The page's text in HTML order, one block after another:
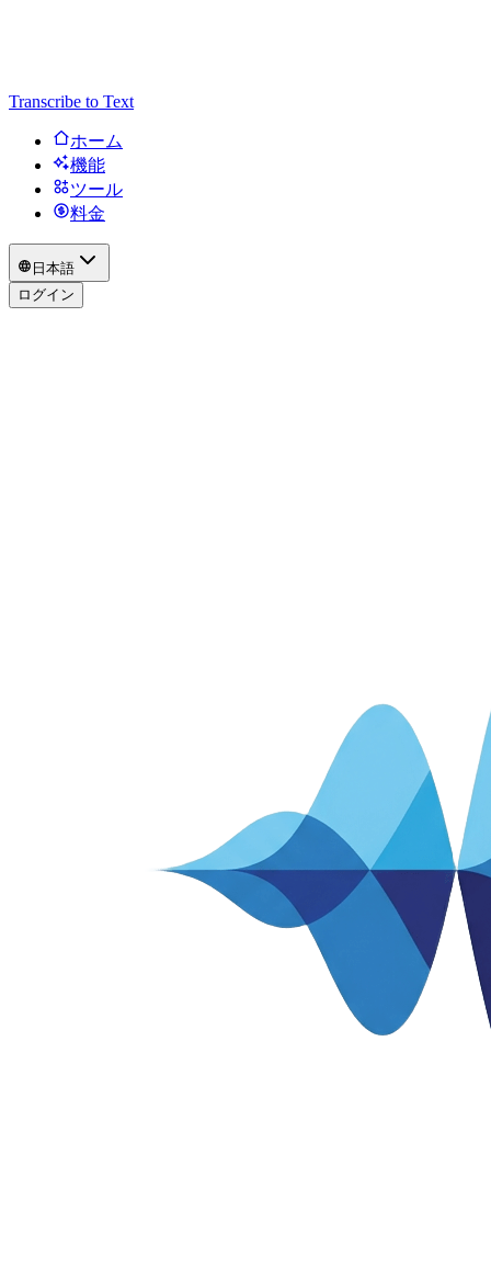
Transcribe to Text
ホーム
機能
ツール
料金
日本語
ログイン